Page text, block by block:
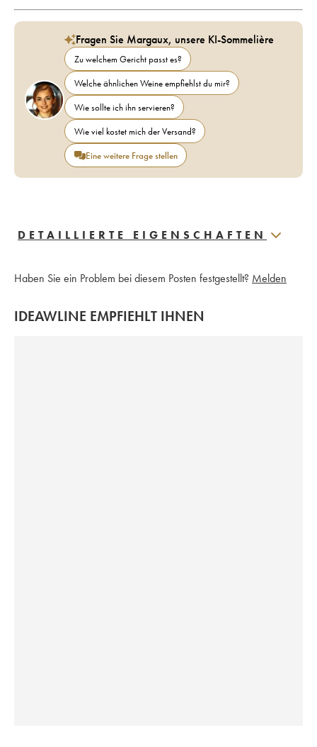
Fragen Sie Margaux, unsere KI-Sommelière
Zu welchem Gericht passt es?
Welche ähnlichen Weine empfiehlst du mir?
Wie sollte ich ihn servieren?
Wie viel kostet mich der Versand?
Eine weitere Frage stellen
DETAILLIERTE EIGENSCHAFTEN
Haben Sie ein Problem bei diesem Posten festgestellt? Melden
IDEAWLINE EMPFIEHLT IHNEN